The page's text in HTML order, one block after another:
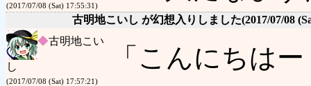
(2017/07/08 (Sat) 17:55:31)
古明地こいし が幻想入りしました(2017/07/08
◆古明地こい
し
(2017/07/08 (Sat) 17:57:21)
「こんにちは